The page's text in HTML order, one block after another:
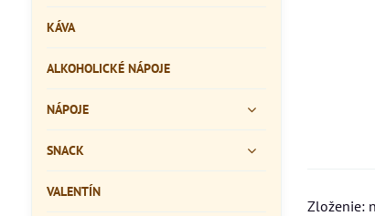
Zloženie:
KÁVA
ALKOHOLICKÉ NÁPOJE
NÁPOJE
SNACK
VALENTÍN